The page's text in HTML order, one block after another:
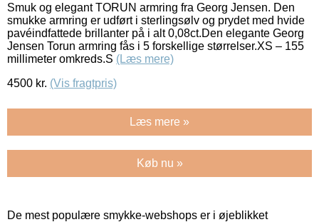
Smuk og elegant TORUN armring fra Georg Jensen. Den
smukke armring er udført i sterlingsølv og prydet med hvide
pavéindfattede brillanter på i alt 0,08ct.Den elegante Georg
Jensen Torun armring fås i 5 forskellige størrelser.XS – 155
millimeter omkreds.S (Læs mere)
4500 kr. (Vis fragtpris)
Læs mere »
Køb nu »
De mest populære smykke-webshops er i øjeblikket